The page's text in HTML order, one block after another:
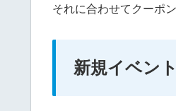
それに合わせてクーポ
新規イベント